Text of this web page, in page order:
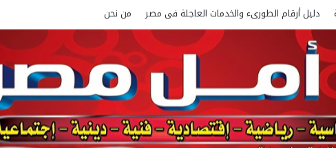
دليل أرقام الطورىء والخدمات العاجلة فى مصر من نحن